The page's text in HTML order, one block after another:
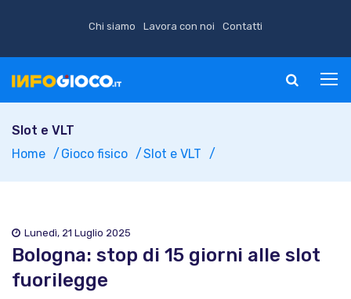
Chi siamo Lavora con noi Contatti
Slot e VLT
Home
Gioco fisico Slot e VLT
Lunedì, 21 Luglio 2025
Bologna: stop di 15 giorni alle slot
fuorilegge